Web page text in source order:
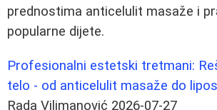
prednostima anticelulit masaže i
popularne dijete.
Profesionalni estetski tretmani:
telo - od anticelulit masaže do
Rada Vilimanović 2026-07-27